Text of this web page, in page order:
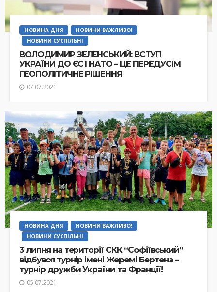
НОВИНА ДНЯ
НОВИНИ ВАЖЛИВО!
НОВИНИ СУСПІЛЬНІ
ВОЛОДИМИР ЗЕЛЕНСЬКИЙ: ВСТУП
УКРАЇНИ ДО ЄС І НАТО – ЦЕ ПЕРЕДУСІМ
ГЕОПОЛІТИЧНЕ РІШЕННЯ
07.07.2021
НОВИНА ДНЯ
НОВИНИ ВАЖЛИВО!
НОВИНИ СУСПІЛЬНІ
3 липня на території СКК “Софіївський”
відбувся турнір імені Жеремі Бертена –
турнір дружби України та Франції!
05.07.2021